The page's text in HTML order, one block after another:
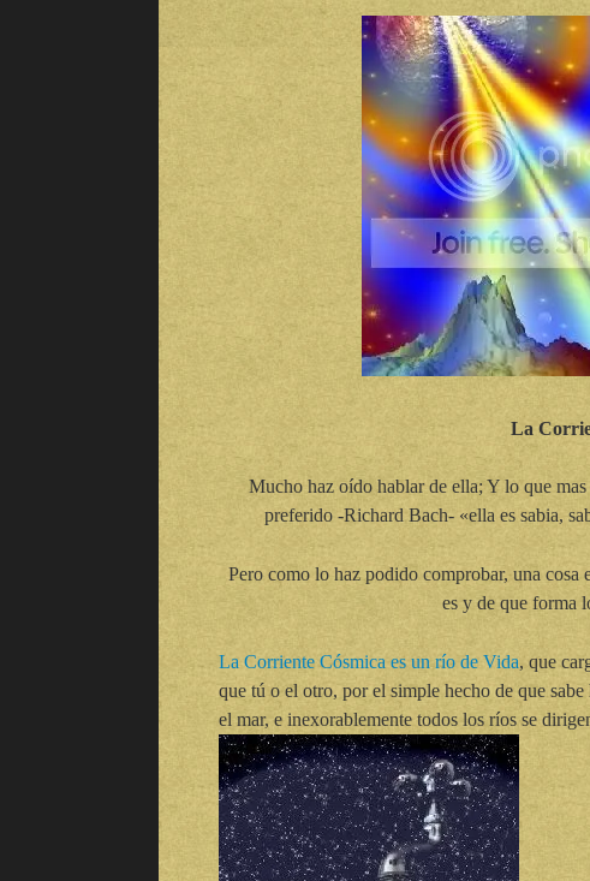
La
Mucho haz oído hablar de ella; Y lo que
preferido -Richard Bach- «ella es sabia,
Pero como lo haz podido comprobar, una cosa
es y de que forma
La Corriente Cósmica es un río de Vida, que
que tú o el otro, por el simple hecho de que
el mar, e inexorablemente todos los ríos se